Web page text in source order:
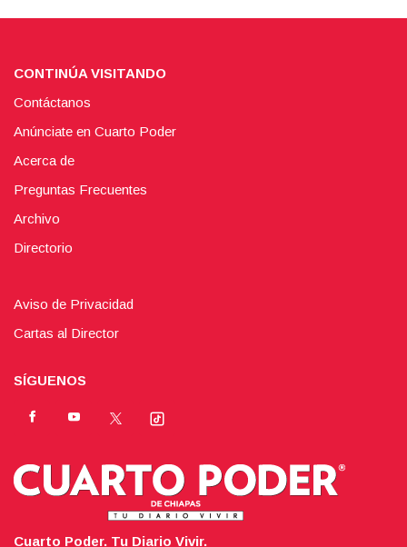
CONTINÚA VISITANDO
Contáctanos
Anúnciate en Cuarto Poder
Acerca de
Preguntas Frecuentes
Archivo
Directorio
Aviso de Privacidad
Cartas al Director
SÍGUENOS
Cuarto Poder. Tu Diario Vivir.